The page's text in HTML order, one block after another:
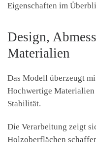
Eigenschaften im
Design,
Materialien
Das Modell überzeugt
Hochwertige
Stabilität.
Die Verarbeitung zeigt
Holzoberflächen